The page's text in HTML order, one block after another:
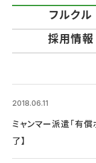
フルクル
採用情報
2018.06.11
ミャンマー派遣「有償
了】